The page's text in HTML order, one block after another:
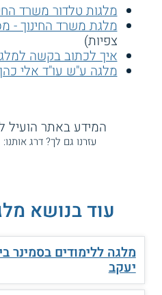
מלגות טלדור משרד
מלגת משרד החינוך -
צפיות)
איך לכתוב בקשה
מלגה ע"ש עו"ד אלי
המידע באתר הועיל ל87%
עזרנו גם לך? דרג אותנו:
עוד בנושא
מלגה ללימודים בסמינר
יעקב